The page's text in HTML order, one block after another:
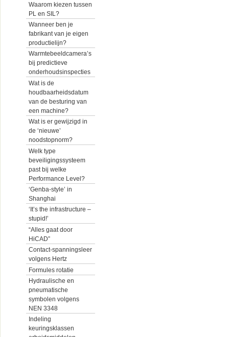
Waarom kiezen tussen
PL en SIL?
Wanneer ben je
fabrikant van je eigen
productielijn?
Warmtebeeldcamera’s
bij predictieve
onderhoudsinspecties
Wat is de
houdbaarheidsdatum
van de besturing van
een machine?
Wat is er gewijzigd in
de ‘nieuwe’
noodstopnorm?
Welk type
beveiligingssysteem
past bij welke
Performance Level?
‘Genba-style’ in
Shanghai
‘It’s the infrastructure –
stupid!’
“Alles gaat door
HiCAD”
Contact-spanningsleer
volgens Hertz
Formules rotatie
Hydraulische en
pneumatische
symbolen volgens
NEN 3348
Indeling
keuringsklassen